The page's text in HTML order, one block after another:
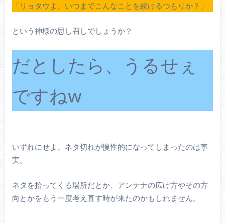
「リョタウよ、いつまでこんなことを続けるつもりか？」
という神様の思し召しでしょうか？
だとしたら、うるせぇ
ですねw
いずれにせよ、ネタ切れが慢性的になってしまったのは事
実。
ネタを拾ってくる場所だとか、アンテナの広げ方やその方
向とかをもう一度考え直す時が来たのかもしれません。